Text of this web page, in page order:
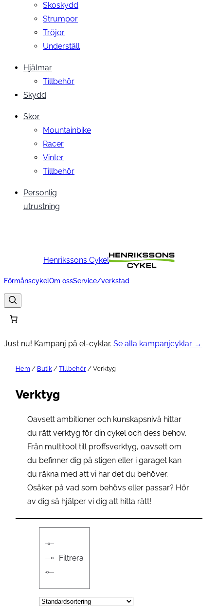
Skoskydd
Strumpor
Tröjor
Underställ
Hjälmar
Tillbehör
Skydd
Skor
Mountainbike
Racer
Vinter
Tillbehör
Personlig
utrustning
Henrikssons Cykel
FörmånscykelOm ossService/verkstad
Just nu! Kampanj på el-cyklar. Se alla kampanjcyklar →
Hem / Butik / Tillbehör / Verktyg
Verktyg
Oavsett ambitioner och kunskapsnivå hittar
du rätt verktyg för din cykel och dess behov.
Från multitool till proffsverktyg, oavsett om
du befinner dig på stigen eller i garaget kan
du räkna med att vi har det du behöver.
Osäker på vad som behövs eller passar? Hör
av dig så hjälper vi dig att hitta rätt!
Filtrera